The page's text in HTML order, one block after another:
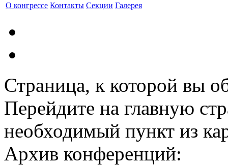
О конгрессе Контакты Секции Галерея
Страница, к которой вы
Перейдите на главную
необходимый пункт из
Архив конференций: